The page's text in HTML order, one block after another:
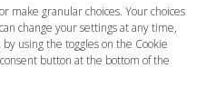
make granular choices. Your choices
change your settings at any time,
using the toggles on the Cookie
button at the bottom of the
pretermine